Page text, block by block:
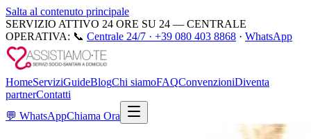
Salta al contenuto principale
SERVIZIO ATTIVO 24 ORE SU 24 — CENTRALE
OPERATIVA: 📞 Centrale 24/7 · +39 080 403 8868 · WhatsApp
HomeServiziGuideBlogChi siamoFAQConvenzioniDiventa
partnerContatti
💬 WhatsAppChiama Ora